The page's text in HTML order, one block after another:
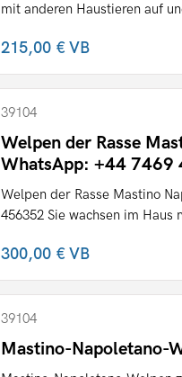
mit anderen Haustieren auf
215,00 €VB
39104
Welpen der Rasse
WhatsApp: +44 7469
Welpen der Rasse Mastino
456352 Sie wachsen im
300,00 €VB
39104
Mastino-Napoletano-